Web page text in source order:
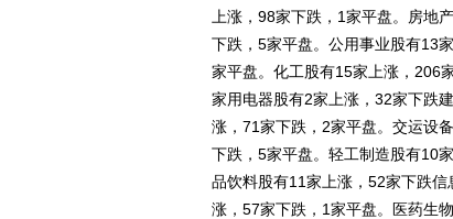
上涨，98家下跌，1家平盘。房地
下跌，5家平盘。公用事业股有13
家平盘。化工股有15家上涨，206
家用电器股有2家上涨，32家下跌
涨，71家下跌，2家平盘。交运设
下跌，5家平盘。轻工制造股有10
品饮料股有11家上涨，52家下跌
涨，57家下跌，1家平盘。医药生